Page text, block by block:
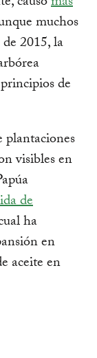
muchos
2015, la
de
plantaciones
visibles en
de
ha
en
aceite en